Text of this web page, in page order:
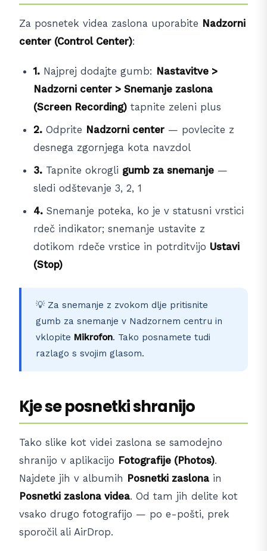
Za posnetek videa zaslona uporabite Nadzorni
center (Control Center):
1. Najprej dodajte gumb: Nastavitve >
Nadzorni center > Snemanje zaslona
(Screen Recording) tapnite zeleni plus
2. Odprite Nadzorni center — povlecite z
desnega zgornjega kota navzdol
3. Tapnite okrogli gumb za snemanje —
sledi odštevanje 3, 2, 1
4. Snemanje poteka, ko je v statusni vrstici
rdeč indikator; snemanje ustavite z
dotikom rdeče vrstice in potrditvijo Ustavi
(Stop)
💡 Za snemanje z zvokom dlje pritisnite
gumb za snemanje v Nadzornem centru in
vklopite Mikrofon. Tako posnamete tudi
razlago s svojim glasom.
Kje se posnetki shranijo
Tako slike kot videi zaslona se samodejno
shranijo v aplikacijo Fotografije (Photos).
Najdete jih v albumih Posnetki zaslona in
Posnetki zaslona videa. Od tam jih delite kot
vsako drugo fotografijo — po e-pošti, prek
sporočil ali AirDrop.